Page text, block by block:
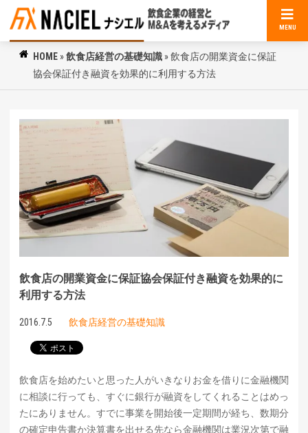
MENU
HOME »飲食店経営の基礎知識 »飲食店の開業資金に保証
協会保証付き融資を効果的に利用する方法
飲食店の開業資金に保証協会保証付き融資を効果的に
利用する方法
2016.7.5 飲食店経営の基礎知識
飲食店を始めたいと思った人がいきなりお金を借りに金融機関
に相談に行っても、すぐに銀行が融資をしてくれることはめっ
たにありません。すでに事業を開始後一定期間が経ち、数期分
の確定申告書か決算書を出せる先なら金融機関は業況次第で融